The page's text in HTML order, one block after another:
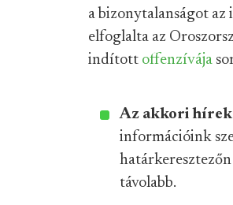
a bizonytalanságot az
elfoglalta az
indított offenzívája
Az akkori hírek
információink
távolabb.